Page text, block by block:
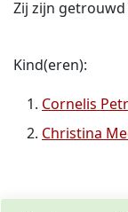
Zij zijn
Kind(eren):
Cornelis
Christina